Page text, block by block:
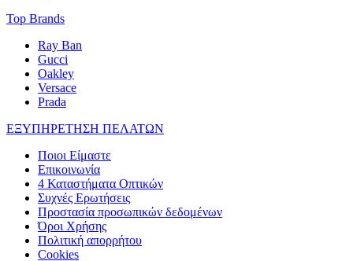
Top Brands
Ray Ban
Gucci
Oakley
Versace
Prada
ΕΞΥΠΗΡΕΤΗΣΗ ΠΕΛΑΤΩΝ
Ποιοι Είμαστε
Επικοινωνία
4 Καταστήματα Οπτικών
Συχνές Ερωτήσεις
Προστασία προσωπικών δεδομένων
Όροι Χρήσης
Πολιτική απορρήτου
Cookies